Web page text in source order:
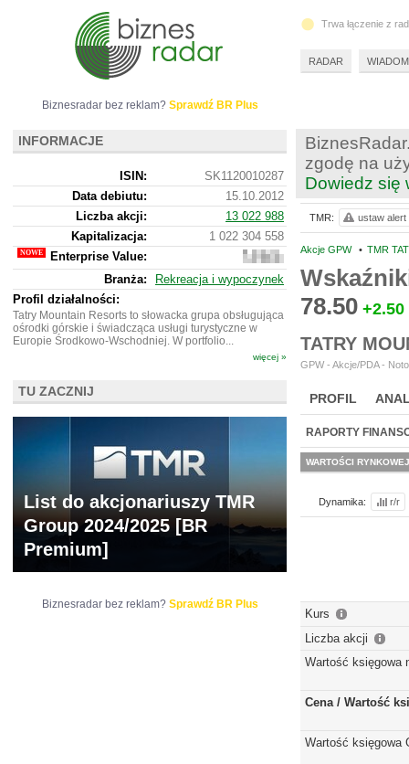
zgodę na
Dowiedz się
Akcje GPW • TMR
78.50 +2.50
TATRY
GPW - Akcje/PDA -
PROFIL
BR LAB
RAPORTY
WARTOŚCI RYNKOWEJ
Dynamika: r/r
Kurs
Liczba akcji
Wartość księgowa
Cena / Wartość
Wartość księgowa
TMR: ustaw alert
Biznesradar bez reklam? Sprawdź BR Plus
INFORMACJE
ISIN:
SK1120010287
Data debiutu:
15.10.2012
Liczba akcji:
13 022 988
Kapitalizacja:
1 022 304 558
Enterprise Value:
2
396
349
Branża:
Rekreacja i wypoczynek
Profil działalności:
Tatry Mountain Resorts to słowacka grupa obsługująca
ośrodki górskie i świadcząca usługi turystyczne w
Europie Środkowo-Wschodniej. W portfolio...
więcej »
TU ZACZNIJ
List do akcjonariuszy TMR
Group 2024/2025 [BR
Premium]
Biznesradar bez reklam? Sprawdź BR Plus
Trwa łączenie z
RADAR